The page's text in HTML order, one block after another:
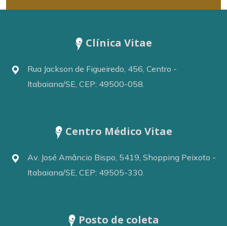
Clínica Vitae
Rua Jackson de Figueiredo, 456, Centro -
Itabaiana/SE, CEP: 49500-058.
Centro Médico Vitae
Av. José Amâncio Bispo, 5419, Shopping Peixoto -
Itabaiana/SE, CEP: 49505-330.
Posto de coleta